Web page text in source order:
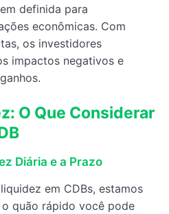
definida para
econômicas. Com
os investidores
impactos negativos e
O Que Considerar
Diária e a Prazo
em CDBs, estamos
quão rápido você pode